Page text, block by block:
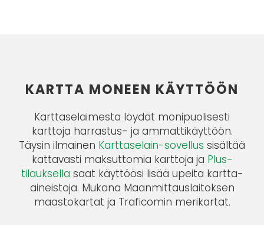
KARTTA MONEEN KÄYTTÖÖN
Karttaselaimesta löydät monipuolisesti
karttoja harrastus- ja ammattikäyttöön.
Täysin ilmainen Karttaselain-sovellus sisältää
kattavasti maksuttomia karttoja ja Plus-
tilauksella saat käyttöösi lisää upeita kartta-
aineistoja. Mukana Maanmittauslaitoksen
maastokartat ja Traficomin merikartat.